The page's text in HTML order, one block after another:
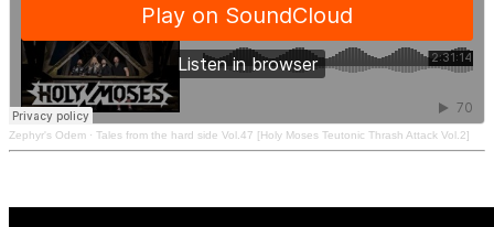
Zephyr's Odem · Tales from the hard side Vol.47 [Holy Moses Teutonic Thrash Attack Vol.2]